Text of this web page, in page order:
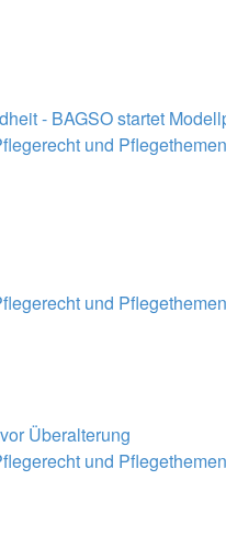
- BAGSO startet
und Pflegethemen
und Pflegethemen
Überalterung
und Pflegethemen